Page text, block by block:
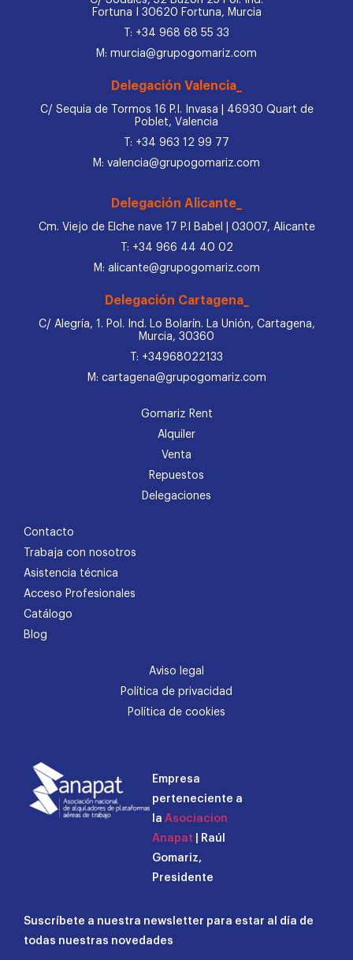
Fortuna I 30620 Fortuna, Murcia
T: +34 968 68 55 33
M: murcia@grupogomariz.com
Delegación Valencia_
C/ Sequia de Tormos 16 P.I. Invasa | 46930 Quart de
Poblet, Valencia
T: +34 963 12 99 77
M: valencia@grupogomariz.com
Delegación Alicante_
Cm. Viejo de Elche nave 17 P.I Babel | 03007, Alicante
T: +34 966 44 40 02
M: alicante@grupogomariz.com
Delegación Cartagena_
C/ Alegría, 1. Pol. Ind. Lo Bolarín. La Unión, Cartagena,
Murcia, 30360
T: +34968022133
M: cartagena@grupogomariz.com
Gomariz Rent
Alquiler
Venta
Repuestos
Delegaciones
Contacto
Trabaja con nosotros
Asistencia técnica
Acceso Profesionales
Catálogo
Blog
Aviso legal
Política de privacidad
Política de cookies
Empresa
perteneciente a
la Asociacion
Anapat | Raúl
Gomariz,
Presidente
Suscríbete a nuestra newsletter para estar al día de
todas nuestras novedades